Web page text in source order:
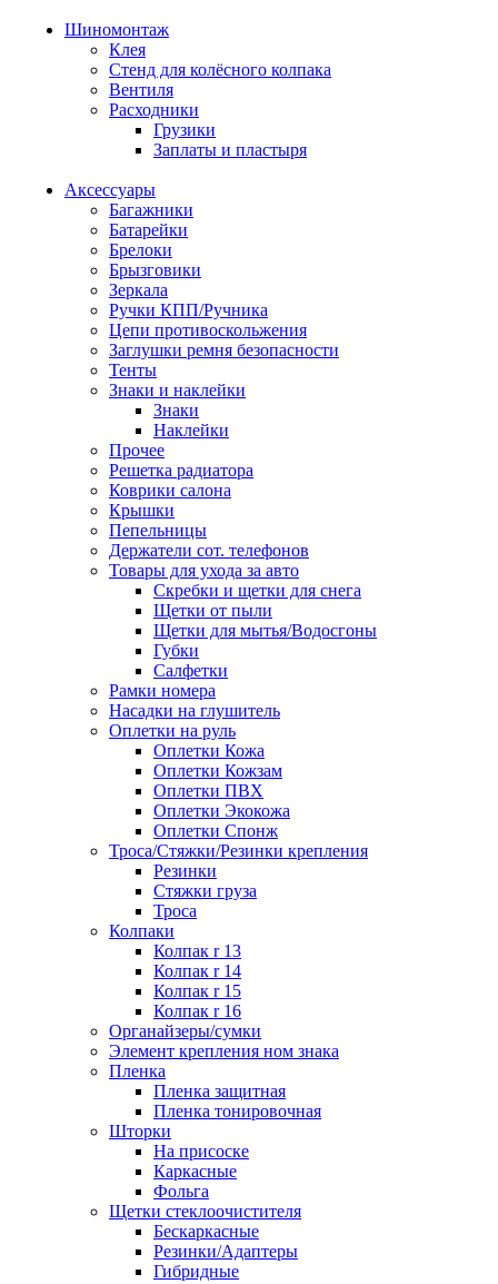
Шиномонтаж
Клея
Стенд для колёсного колпака
Вентиля
Расходники
Грузики
Заплаты и пластыря
Аксессуары
Багажники
Батарейки
Брелоки
Брызговики
Зеркала
Ручки КПП/Ручника
Цепи противоскольжения
Заглушки ремня безопасности
Тенты
Знаки и наклейки
Знаки
Наклейки
Прочее
Решетка радиатора
Коврики салона
Крышки
Пепельницы
Держатели сот. телефонов
Товары для ухода за авто
Скребки и щетки для снега
Щетки от пыли
Щетки для мытья/Водосгоны
Губки
Салфетки
Рамки номера
Насадки на глушитель
Оплетки на руль
Оплетки Кожа
Оплетки Кожзам
Оплетки ПВХ
Оплетки Экокожа
Оплетки Спонж
Троса/Стяжки/Резинки крепления
Резинки
Стяжки груза
Троса
Колпаки
Колпак r 13
Колпак r 14
Колпак r 15
Колпак r 16
Органайзеры/сумки
Элемент крепления ном знака
Пленка
Пленка защитная
Пленка тонировочная
Шторки
На присоске
Каркасные
Фольга
Щетки стеклоочистителя
Бескаркасные
Резинки/Адаптеры
Гибридные